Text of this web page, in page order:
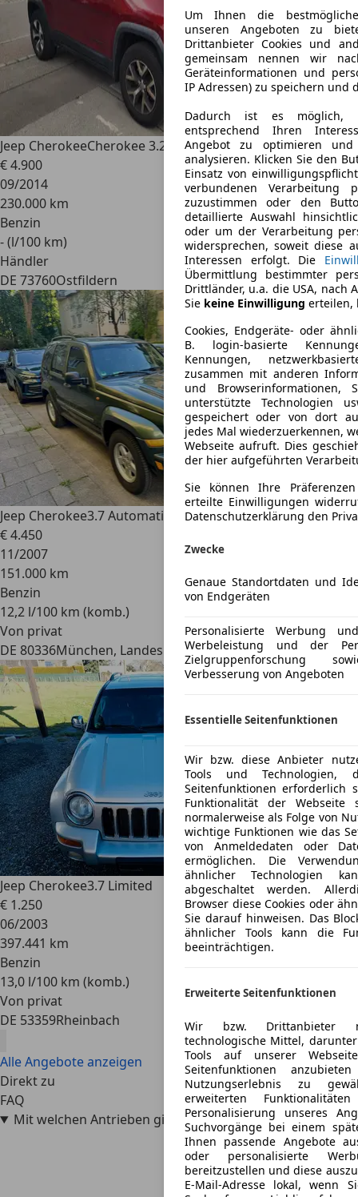
Jeep CherokeeCherokee 3.2 Trailhawk 4X4 US Modell
€ 4.900
09/2014
230.000 km
Benzin
- (l/100 km)
Händler
DE 73760Ostfildern
Jeep Cherokee3.7 Automatik Sport
€ 4.450
11/2007
151.000 km
Benzin
12,2 l/100 km (komb.)
Von privat
DE 80336München, Landeshauptstadt
Jeep Cherokee3.7 Limited
€ 1.250
06/2003
397.441 km
Benzin
13,0 l/100 km (komb.)
Von privat
DE 53359Rheinbach
Alle Angebote anzeigen
Direkt zu
FAQ
Mit welchen Antrieben gibt es den Jeep Cherokee?
Um Ihnen die
unseren Angeboten zu
Drittanbieter Cookies und
gemeinsam nennen wir
Geräteinformationen und
IP Adressen) zu speichern und
Dadurch ist es möglich,
entsprechend Ihren
Angebot zu optimieren
analysieren. Klicken Sie den
Einsatz von
verbundenen Verarbeitung
zuzustimmen oder den
detaillierte Auswahl
oder um der Verarbeitung
widersprechen, soweit diese
Interessen erfolgt. Die
Übermittlung bestimmter
Drittländer, u.a. die USA, nach
Sie keine Einwilligung erteilen,
Cookies, Endgeräte- oder
B. login-basierte
Kennungen,
zusammen mit anderen
und Browserinformationen,
unterstützte Technologien
gespeichert oder von dort
jedes Mal wiederzuerkennen,
Webseite aufruft. Dies
der hier aufgeführten
Sie können Ihre
erteilte Einwilligungen
Datenschutzerklärung den
Zwecke
Genaue Standortdaten und
von Endgeräten
Personalisierte Werbung
Werbeleistung und der
Zielgruppenforschung
Verbesserung von Angeboten
Essentielle Seitenfunktionen
Wir bzw. diese Anbieter
Tools und
Seitenfunktionen erforderlich
Funktionalität der Webseite
normalerweise als Folge von
wichtige Funktionen wie das
von Anmeldedaten oder
ermöglichen. Die
ähnlicher Technologien
abgeschaltet werden.
Browser diese Cookies oder
Sie darauf hinweisen. Das
ähnlicher Tools kann die
beeinträchtigen.
Erweiterte Seitenfunktionen
Wir bzw. Drittanbieter
technologische Mittel,
Tools auf unserer
Seitenfunktionen
Nutzungserlebnis zu
erweiterten
Personalisierung unseres
Suchvorgänge bei einem
Ihnen passende Angebote
oder personalisierte
bereitzustellen und diese
E-Mail-Adresse lokal, wenn